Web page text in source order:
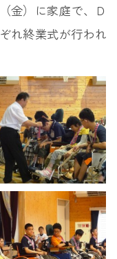
金）に家庭で、Ｄ
れ終業式が行われ